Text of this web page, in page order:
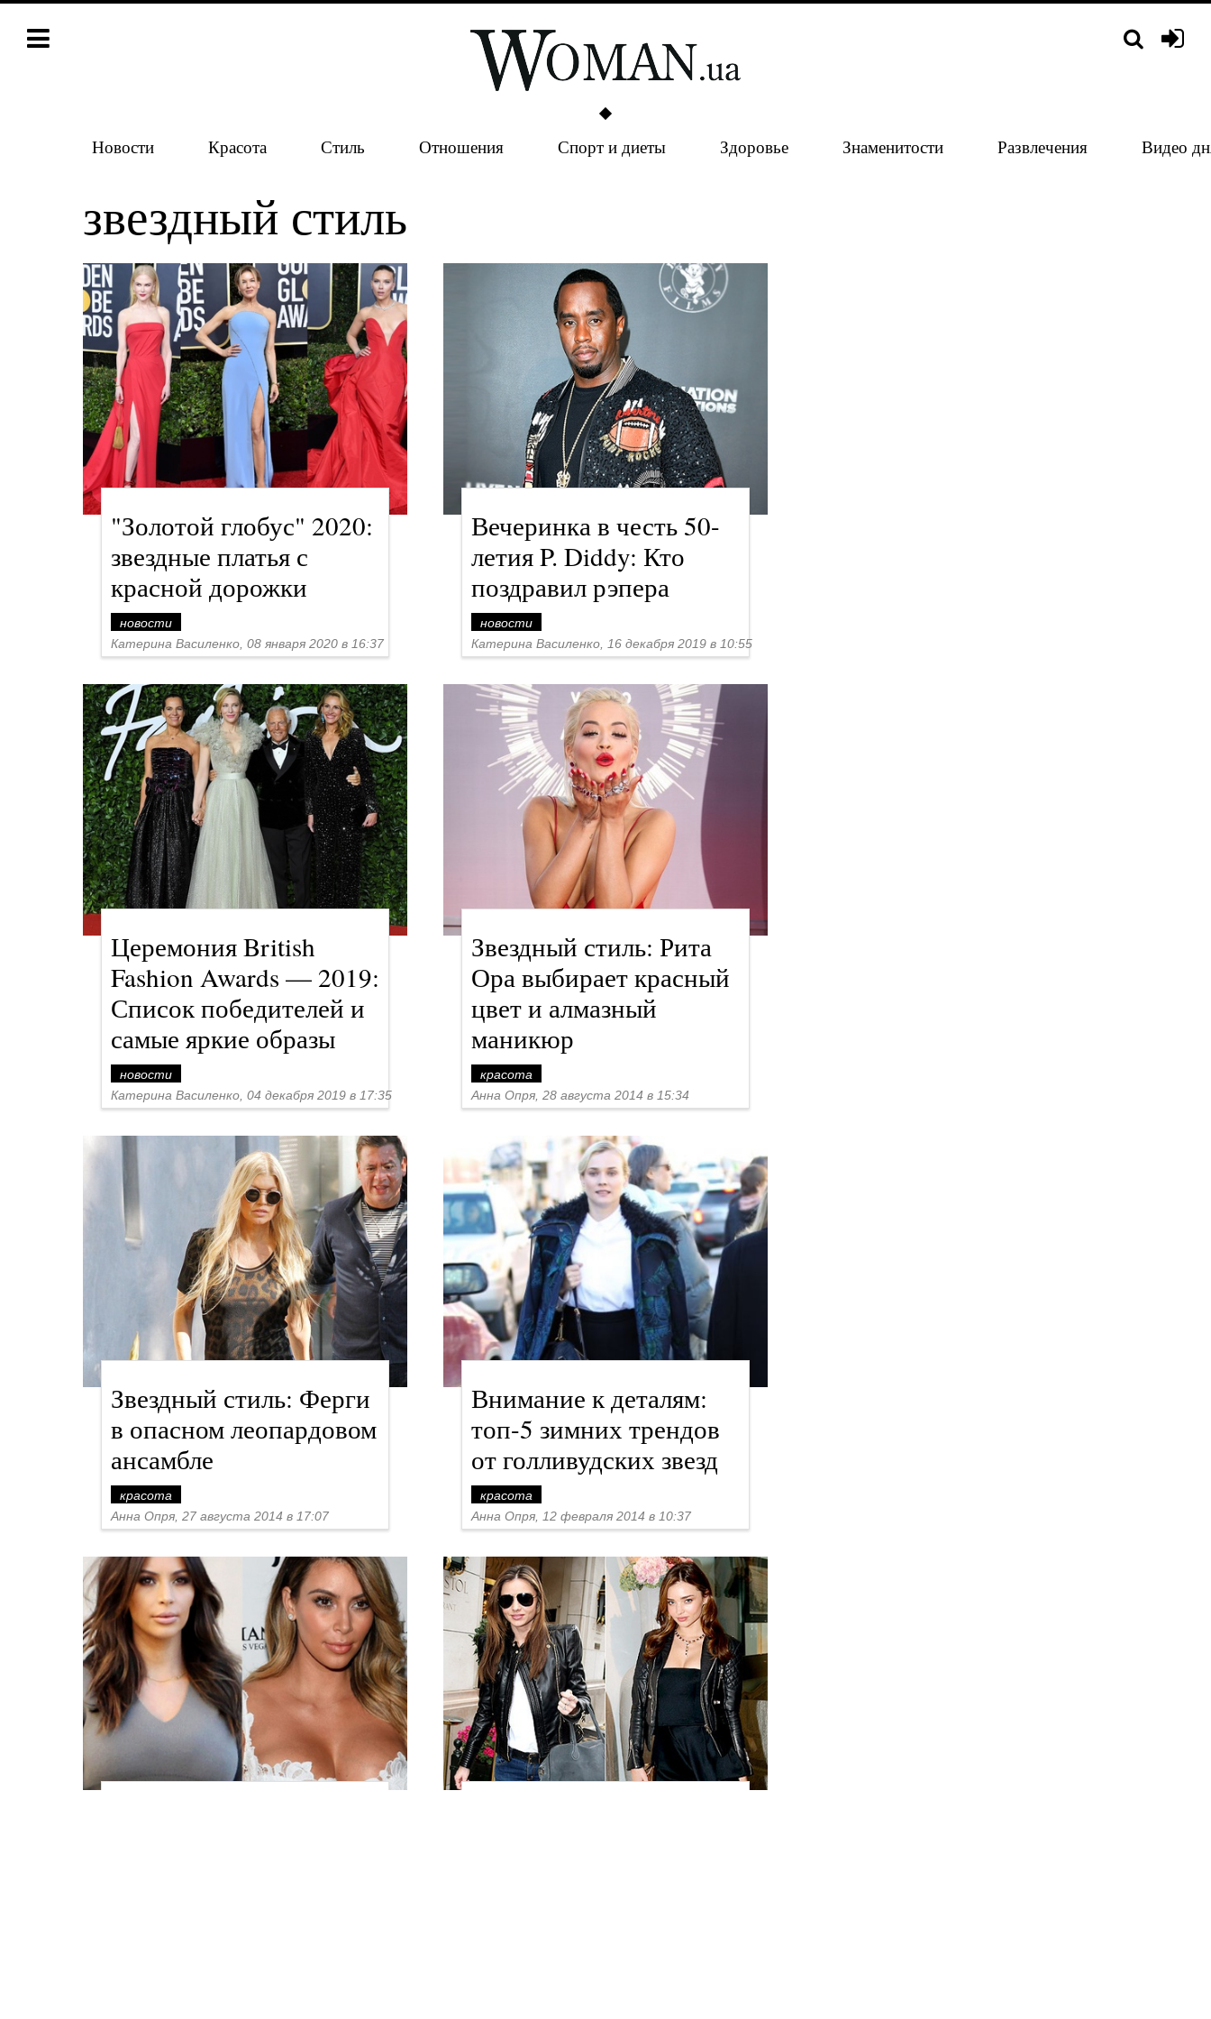
Новости Красота Стиль Отношения Спорт и диеты Здоровье Знаменитости Развлечения Видео
звездный стиль
"Золотой глобус" 2020:
звездные платья с
красной дорожки
новости
Катерина Василенко, 08 января 2020 в 16:37
Вечеринка в честь 50-
летия P. Diddy: Кто
поздравил рэпера
новости
Катерина Василенко, 16 декабря 2019 в 10:55
Церемония British
Fashion Awards — 2019:
Список победителей и
самые яркие образы
новости
Катерина Василенко, 04 декабря 2019 в 17:35
Звездный стиль: Рита
Ора выбирает красный
цвет и алмазный
маникюр
красота
Анна Опря, 28 августа 2014 в 15:34
Звездный стиль: Ферги
в опасном леопардовом
ансамбле
красота
Анна Опря, 27 августа 2014 в 17:07
Внимание к деталям:
топ-5 зимних трендов
от голливудских звезд
красота
Анна Опря, 12 февраля 2014 в 10:37